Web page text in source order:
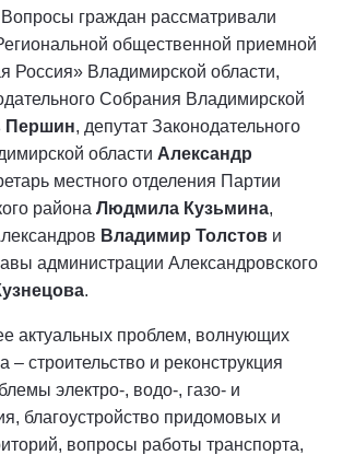
граждан рассматривали
общественной приемной
Россия» Владимирской области,
Собрания Владимирской
Першин, депутат Законодательного
области Александр
местного отделения Партии
района Людмила Кузьмина,
Владимир Толстов и
администрации Александровского
.
актуальных проблем, волнующих
– строительство и реконструкция
электро-, водо-, газо- и
благоустройство придомовых и
вопросы работы транспорта,